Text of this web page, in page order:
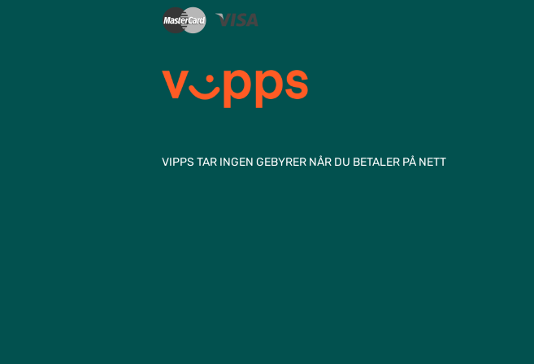
VIPPS TAR INGEN GEBYRER NÅR DU BETALER PÅ NETT